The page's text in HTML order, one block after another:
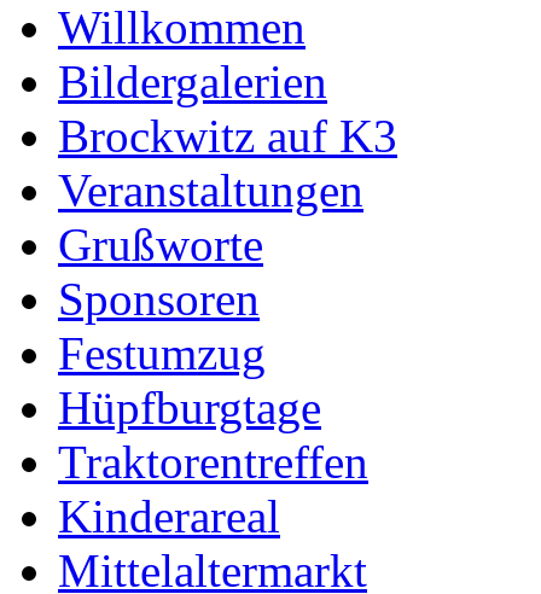
Willkommen
Bildergalerien
Brockwitz auf K3
Veranstaltungen
Grußworte
Sponsoren
Festumzug
Hüpfburgtage
Traktorentreffen
Kinderareal
Mittelaltermarkt